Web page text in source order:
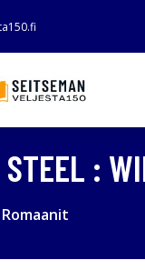
:
Romaanit